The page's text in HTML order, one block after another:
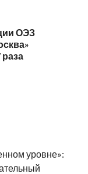
ОЭЗ
раза
уровне»: